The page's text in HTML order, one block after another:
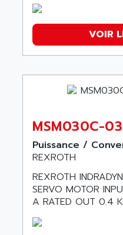
VOIR
MSM030C-
Puissance /
REXROTH
REXROTH
SERVO MOTOR
A RATED OUT 0.4